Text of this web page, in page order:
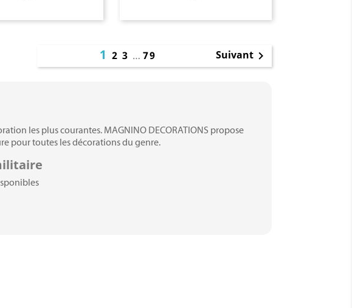
123 … 79 Suivant
les plus courantes. MAGNINO DECORATIONS propose
pour toutes les décorations du genre.